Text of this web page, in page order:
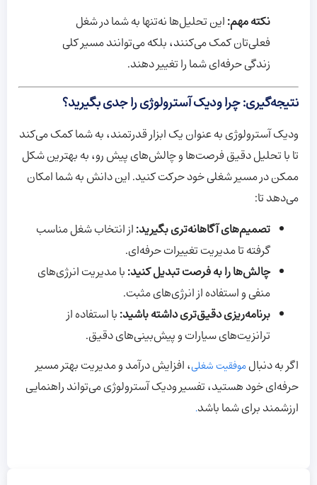
نکته مهم:این تحلیل‌ها نه‌تنها به شما در شغل
فعلی‌تان کمک می‌کنند، بلکه می‌توانند مسیر کلی
زندگی حرفه‌ای شما را تغییر دهند.
نتیجه‌گیری: چرا ودیک آسترولوژی را جدی بگیرید؟
ودیک آسترولوژی به عنوان یک ابزار قدرتمند، به شما کمک می‌کند
تا با تحلیل دقیق فرصت‌ها و چالش‌های پیش رو، به بهترین شکل
ممکن در مسیر شغلی خود حرکت کنید. این دانش به شما امکان
می‌دهد تا:
تصمیم‌های آگاهانه‌تری بگیرید:از انتخاب شغل مناسب
گرفته تا مدیریت تغییرات حرفه‌ای.
چالش‌ها را به فرصت تبدیل کنید:با مدیریت انرژی‌های
منفی و استفاده از انرژی‌های مثبت.
برنامه‌ریزی دقیق‌تری داشته باشید:با استفاده از
ترانزیت‌های سیارات و پیش‌بینی‌های دقیق.
اگر به دنبالموفقیت شغلی، افزایش درآمد و مدیریت بهتر مسیر
حرفه‌ای خود هستید، تفسیر ودیک آسترولوژی می‌تواند راهنمایی
ارزشمند برای شما باشد.